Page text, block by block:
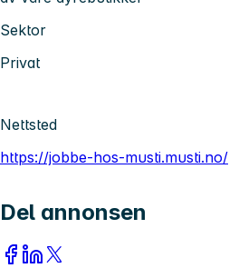
Sektor
Privat
Nettsted
https://jobbe-hos-musti.musti.no/
Del annonsen